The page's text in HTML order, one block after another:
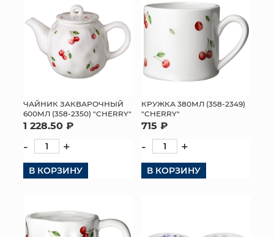
ЧАЙНИК ЗАКВАРОЧНЫЙ
600МЛ (358-2350) "CHERRY"
1 228.50 ₽
- +
В КОРЗИНУ
КРУЖКА 380МЛ (358-2349)
"CHERRY"
715 ₽
- +
В КОРЗИНУ